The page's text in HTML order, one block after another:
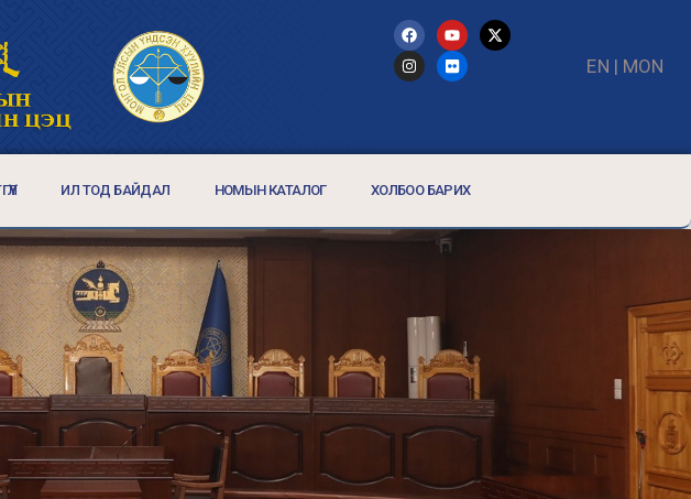
EN | MON
ИЛ ТОД БАЙДАЛ НОМЫН КАТАЛОГ ХОЛБОО БАРИХ